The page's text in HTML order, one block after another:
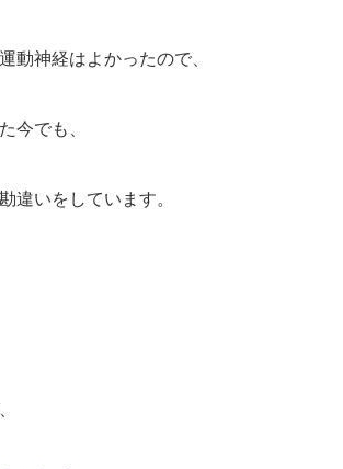
動神経はよかったので、
今でも、
違いをしています。